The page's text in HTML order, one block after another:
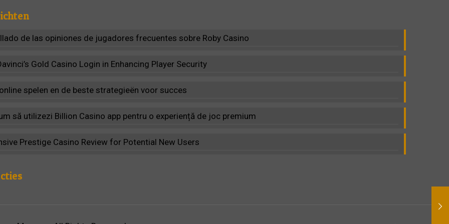
de las opiniones de jugadores frecuentes sobre Roby Casino
Gold Casino Login in Enhancing Player Security
spelen en de beste strategieën voor succes
să utilizezi Billion Casino app pentru o experiență de joc premium
Prestige Casino Review for Potential New Users